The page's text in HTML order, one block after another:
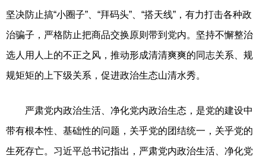
坚决防止搞“小圈子”、“拜码头”、“搭天线”，有力打击各种政
治骗子，严格防止把商品交换原则带到党内。坚持不懈整治
选人用人上的不正之风，推动形成清清爽爽的同志关系、规
规矩矩的上下级关系，促进政治生态山清水秀。
严肃党内政治生活、净化党内政治生态，是党的建设中
带有根本性、基础性的问题，关乎党的团结统一，关乎党的
生死存亡。习近平总书记指出，严肃党内政治生活、净化党